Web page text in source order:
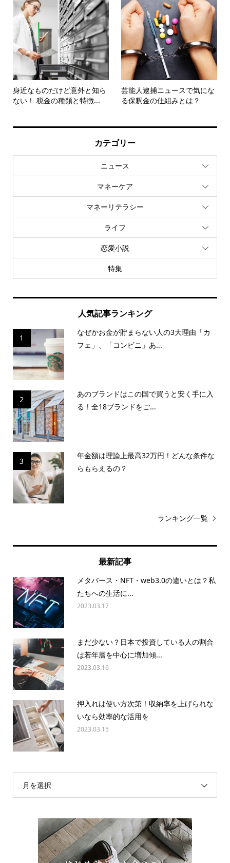
身近なものだけど意外と知ら
ない！ 税金の種類と特徴...
芸能人逮捕ニュースで気にな
る保釈金の仕組みとは？
カテゴリー
ニュース
マネーケア
マネーリテラシー
ライフ
恋愛小説
特集
人気記事ランキング
1
なぜかお金が貯まらない人の3大理由「カ
フェ」、「コンビニ」あ...
2
あのブランドはこの国で買うと安く手に入
る！全18ブランドをご...
3
年金額は理論上最高32万円！どんな条件な
らもらえるの？
ランキング一覧
最新記事
メタバース・NFT・web3.0の違いとは？私
たちへの生活に...
2023.03.17
まだ少ない？日本で投資している人の割合
は若年層を中心に増加傾...
2023.03.16
押入れは使い方次第！収納率を上げられな
いなら効率的な活用を
2023.03.15
月を選択